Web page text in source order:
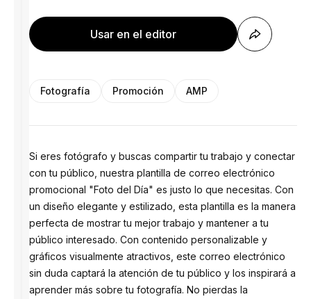
Usar en el editor
Fotografía Promoción AMP
Si eres fotógrafo y buscas compartir tu trabajo y conectar
con tu público, nuestra plantilla de correo electrónico
promocional "Foto del Día" es justo lo que necesitas. Con
un diseño elegante y estilizado, esta plantilla es la manera
perfecta de mostrar tu mejor trabajo y mantener a tu
público interesado. Con contenido personalizable y
gráficos visualmente atractivos, este correo electrónico
sin duda captará la atención de tu público y los inspirará a
aprender más sobre tu fotografía. No pierdas la